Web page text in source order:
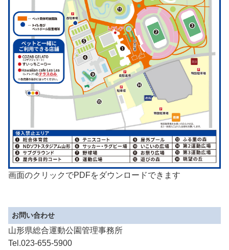
画面のクリックでPDFをダウンロードできます
お問い合わせ
山形県総合運動公園管理事務所
Tel.023-655-5900